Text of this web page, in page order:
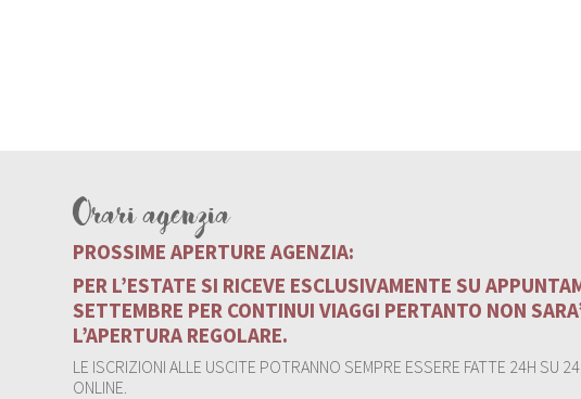
Orari agenzia
PROSSIME APERTURE AGENZIA:
PER L’ESTATE SI RICEVE ESCLUSIVAMENTE SU
SETTEMBRE PER CONTINUI VIAGGI PERTANTO NON
L’APERTURA REGOLARE.
LE ISCRIZIONI ALLE USCITE POTRANNO SEMPRE ESSERE FATTE 24H SU
ONLINE.